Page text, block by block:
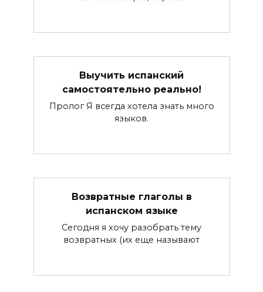
Выучить испанский
самостоятельно реально!
Пролог Я всегда хотела знать много
языков.
Возвратные глаголы в
испанском языке
Сегодня я хочу разобрать тему
возвратных (их еще называют